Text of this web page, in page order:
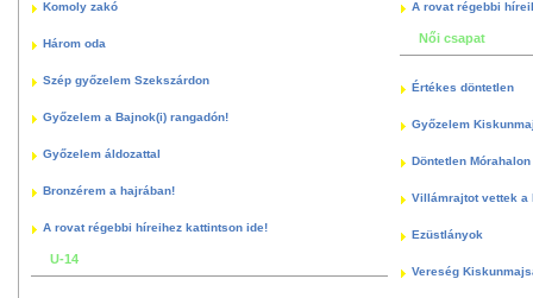
Komoly zakó
Három oda
Szép győzelem Szekszárdon
Győzelem a Bajnok(i) rangadón!
Győzelem áldozattal
Bronzérem a hajrában!
A rovat régebbi híreihez kattintson ide!
U-14
A rovat régebbi
Női csapat
Értékes döntetlen
Győzelem
Döntetlen
Villámrajtot vettek a
Ezüstlányok
Vereség